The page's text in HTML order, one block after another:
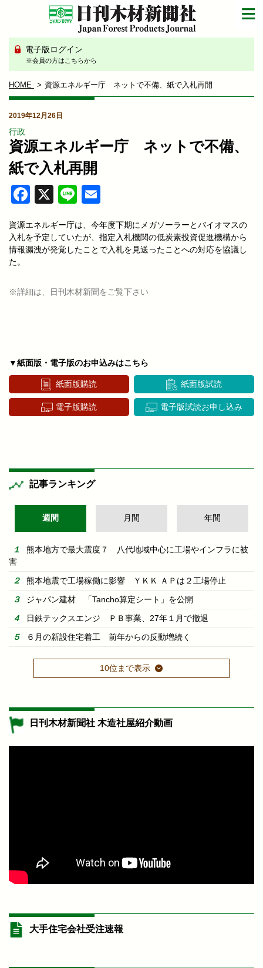
電子版ログイン
※会員の方はこちらから
HOME 資源エネルギー庁 ネットで不備、紙で入札再開
2019年12月26日
行政
資源エネルギー庁 ネットで不備、
紙で入札再開
Facebook
X Line
資源エネルギー庁は、今年度下期にメガソーラーとバイオマスの
入札を予定していたが、指定入札機関の低炭素投資促進機構から
情報漏洩が発覚したことで入札を見送ったことへの対応を協議し
た。
※詳細は、日刊木材新聞をご覧下さい
▼紙面版・電子版のお申込みはこちら
紙面版購読 紙面版試読
電子版購読 電子版試読お申し込み
記事ランキング
週間 月間 年間
熊本地方で最大震度７ 八代地域中心に工場やインフラに被
害
熊本地震で工場稼働に影響 ＹＫＫ ＡＰは２工場停止
ジャパン建材 「Tancho算定シート」を公開
日鉄テックスエンジ ＰＢ事業、27年１月で撤退
６月の新設住宅着工 前年からの反動増続く
10位まで表示
日刊木材新聞社 木造社屋紹介動画
大手住宅会社受注速報